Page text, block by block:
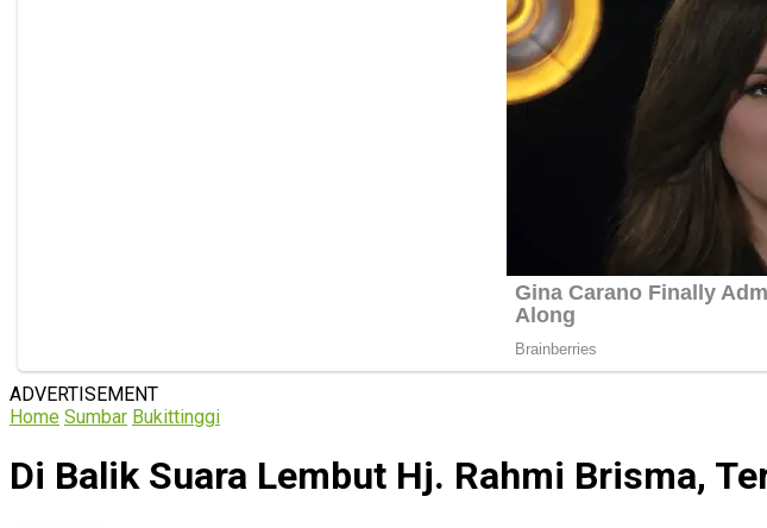
ADVERTISEMENT
Home Sumbar Bukittinggi
Di Balik Suara Lembut Hj. Rahmi Brisma,